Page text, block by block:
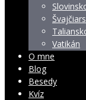
Vatikán
O mne
Blog
Besedy
Kvíz